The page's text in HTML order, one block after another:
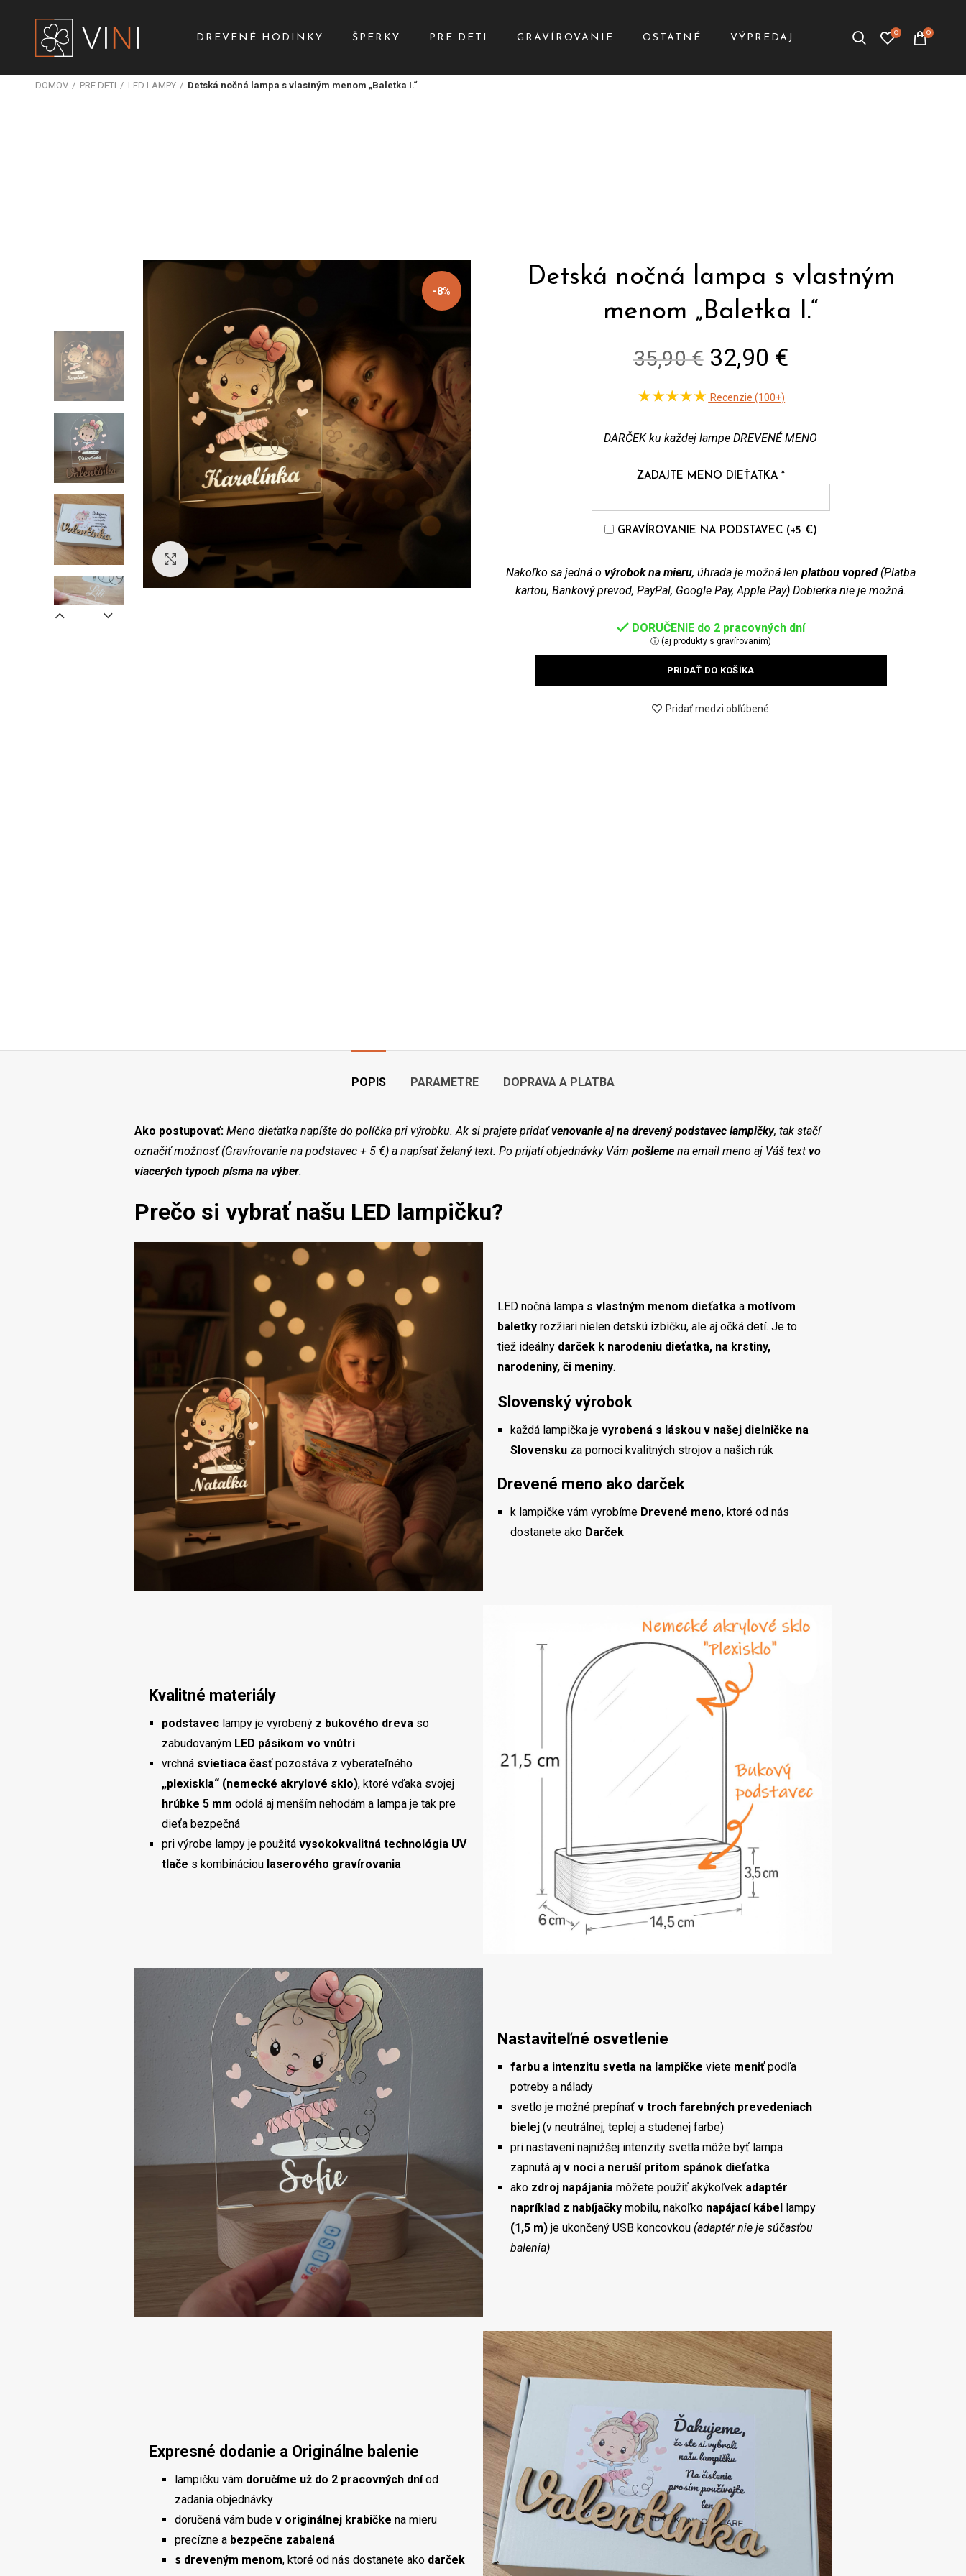
DREVENÉ HODINKY ŠPERKY PRE DETI GRAVÍROVANIE OSTATNÉ VÝPREDAJ 0 0
DOMOV PRE DETI LED LAMPY Detská nočná lampa s vlastným menom „Baletka I.“
-8%
Zväčšiť
Recenzie (100+)
Detská nočná lampa s vlastným
menom „Baletka I.“
DARČEK ku každej lampe DREVENÉ MENO
ZADAJTE MENO DIEŤATKA*
GRAVÍROVANIE NA PODSTAVEC (+5 €)
Nakoľko sa jedná o výrobok na mieru, úhrada je možná len platbou vopred(Platba
kartou, Bankový prevod, PayPal, Google Pay, Apple Pay) Dobierka nie je možná.
35,90€ Original
price
was:
35,90 €.
32,90 €Current
32,90 €.
DORUČENIE do 2 pracovných dní
ⓘ (aj produkty s gravírovaním)
PRIDAŤ DO KOŠÍKA
Pridať medzi obľúbené
POPIS PARAMETRE DOPRAVA A PLATBA
Ako postupovať: Meno dieťatka napíšte do políčka pri výrobku. Ak si prajete pridaťvenovanie aj na drevený podstavec lampičky, tak stačí
označiť možnosť (Gravírovanie na podstavec + 5 €) a napísať želaný text. Po prijatí objednávky Vám pošlemena email meno aj Váš text vo
viacerých typoch písma na výber.
Prečo si vybrať našu LED lampičku?
LED nočná lampa s vlastným menom dieťatka a motívom
baletkyrozžiari nielen detskú izbičku, ale aj očká detí. Je to
tiež ideálny darček k narodeniu dieťatka, na krstiny,
narodeniny, či meniny.
Slovenský výrobok
každá lampička je vyrobená s láskou v našej dielničke na
Slovenskuza pomoci kvalitných strojov a našich rúk
Drevené meno ako darček
k lampičke vám vyrobíme Drevené meno, ktoré od nás
dostanete ako Darček
Kvalitné materiály
podstaveclampy je vyrobený z bukového dreva so
zabudovaným LED pásikom vo vnútri
vrchná svietiaca časťpozostáva z vyberateľného
„plexiskla“ (nemecké akrylové sklo), ktoré vďaka svojej
hrúbke 5 mm odolá aj menším nehodám a lampa je tak pre
dieťa bezpečná
pri výrobe lampy je použitá vysokokvalitná technológia UV
tlače s kombináciou laserového gravírovania
Nastaviteľné osvetlenie
farbu a intenzitu svetla na lampičke viete meniťpodľa
potreby a nálady
svetlo je možné prepínať v troch farebných prevedeniach
bielej(v neutrálnej, teplej a studenej farbe)
pri nastavení najnižšej intenzity svetla môže byť lampa
zapnutá aj v nocia neruší pritom spánok dieťatka
ako zdroj napájania môžete použiť akýkoľvek adaptér
napríklad z nabíjačkymobilu, nakoľko napájací kábellampy
(1,5 m)je ukončený USB koncovkou (adaptér nie je súčasťou
balenia)
Expresné dodanie a Originálne balenie
lampičku vám doručíme už do 2 pracovných dníod
zadania objednávky
doručená vám bude v originálnej krabičke na mieru
precízne a bezpečne zabalená
s dreveným menom, ktoré od nás dostanete ako darček